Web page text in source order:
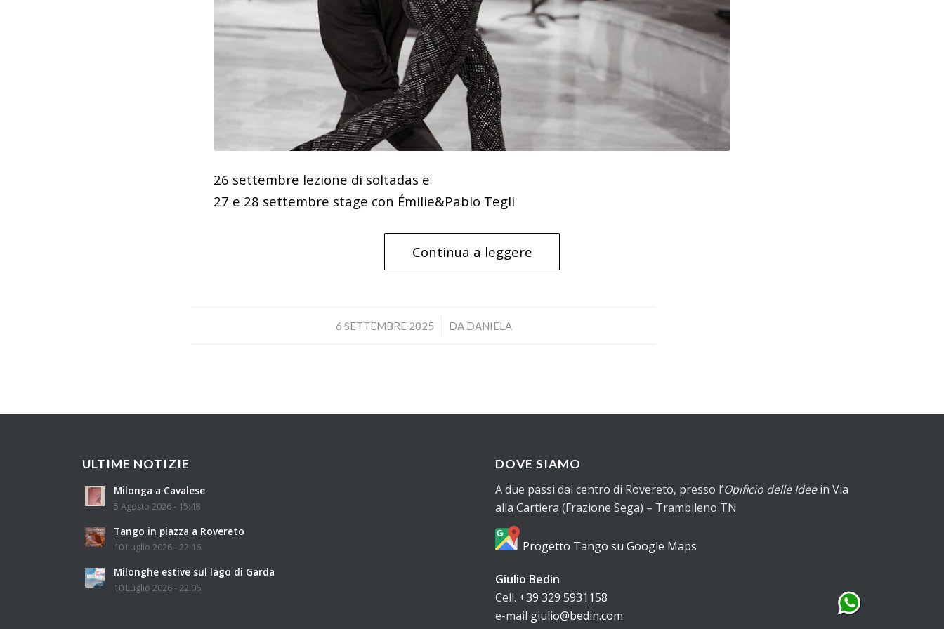
26 settembre lezione di soltadas e
27 e 28 settembre stage con Émilie&Pablo Tegli
Continua a leggere
6 SETTEMBRE 2025
/ DA DANIELA
ULTIME NOTIZIE
Milonga a Cavalese
5 Agosto 2026 - 15:48
Tango in piazza a Rovereto
10 Luglio 2026 - 22:16
Milonghe estive sul lago di Garda
10 Luglio 2026 - 22:06
DOVE SIAMO
A due passi dal centro di Rovereto, presso l’Opificio delle Ideein Via
alla Cartiera (Frazione Sega) – Trambileno TN
Progetto Tango su Google Maps
Giulio Bedin
Cell. +39 329 5931158
e-mail giulio@bedin.com